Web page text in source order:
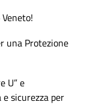
una Protezione
U” e
sicurezza per